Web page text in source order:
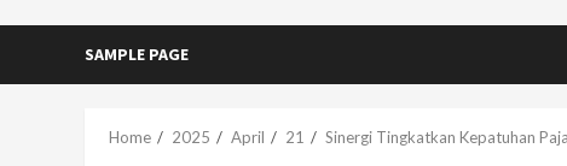
SAMPLE PAGE
Home 2025 April 21 Sinergi Tingkatkan Kepatuhan